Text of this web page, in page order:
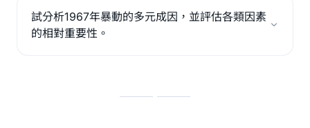
試分析1967年暴動的多元成因，並評估各類因素
的相對重要性。